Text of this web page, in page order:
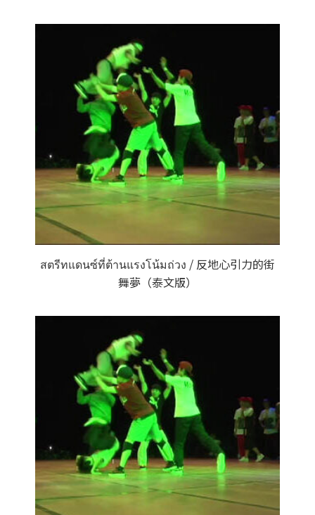
สตรีทแดนซ์ที่ต้านแรงโน้มถ่วง / 反地心引力的街
舞夢（泰文版）